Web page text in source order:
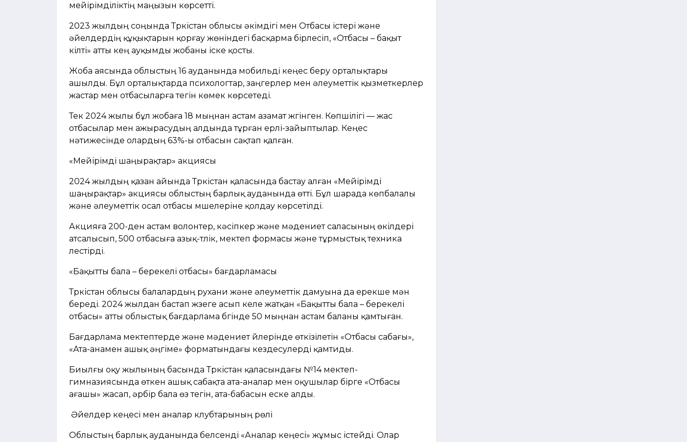
мейірімділіктің маңызын көрсетті.
2023 жылдың соңында Түркістан облысы әкімдігі мен Отбасы істері және
әйелдердің құқықтарын қорғау жөніндегі басқарма бірлесіп, «Отбасы – бақыт
кілті» атты кең ауқымды жобаны іске қосты.
Жоба аясында облыстың 16 ауданында мобильді кеңес беру орталықтары
ашылды. Бұл орталықтарда психологтар, заңгерлер мен әлеуметтік қызметкерлер
жастар мен отбасыларға тегін көмек көрсетеді.
Тек 2024 жылы бұл жобаға 18 мыңнан астам азамат жүгінген. Көпшілігі — жас
отбасылар мен ажырасудың алдында тұрған ерлі-зайыптылар. Кеңес
нәтижесінде олардың 63%-ы отбасын сақтап қалған.
«Мейірімді шаңырақтар» акциясы
2024 жылдың қазан айында Түркістан қаласында бастау алған «Мейірімді
шаңырақтар» акциясы облыстың барлық ауданында өтті. Бұл шарада көпбалалы
және әлеуметтік осал отбасы мүшелеріне қолдау көрсетілді.
Акцияға 200-ден астам волонтер, кәсіпкер және мәдениет саласының өкілдері
атсалысып, 500 отбасыға азық-түлік, мектеп формасы және тұрмыстық техника
үлестірді.
«Бақытты бала – берекелі отбасы» бағдарламасы
Түркістан облысы балалардың рухани және әлеуметтік дамуына да ерекше мән
береді. 2024 жылдан бастап жүзеге асып келе жатқан «Бақытты бала – берекелі
отбасы» атты облыстық бағдарлама бүгінде 50 мыңнан астам баланы қамтыған.
Бағдарлама мектептерде және мәдениет үйлерінде өткізілетін «Отбасы сабағы»,
«Ата-анамен ашық әңгіме» форматындағы кездесулерді қамтиды.
Биылғы оқу жылының басында Түркістан қаласындағы №14 мектеп-
гимназиясында өткен ашық сабақта ата-аналар мен оқушылар бірге «Отбасы
ағашы» жасап, әрбір бала өз тегін, ата-бабасын еске алды.
Әйелдер кеңесі мен аналар клубтарының рөлі
Облыстың барлық ауданында белсенді «Аналар кеңесі» жұмыс істейді. Олар